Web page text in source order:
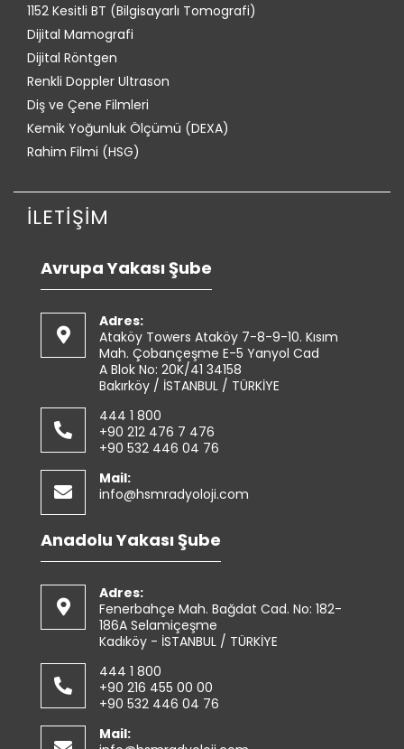
1152 Kesitli BT (Bilgisayarlı Tomografi)
Dijital Mamografi
Dijital Röntgen
Renkli Doppler Ultrason
Diş ve Çene Filmleri
Kemik Yoğunluk Ölçümü (DEXA)
Rahim Filmi (HSG)
İLETİŞİM
Avrupa Yakası Şube
Adres:
Ataköy Towers Ataköy 7-8-9-10. Kısım
Mah. Çobançeşme E-5 Yanyol Cad
A Blok No: 20K/41 34158
Bakırköy / İSTANBUL / TÜRKİYE
444 1 800
+90 212 476 7 476
+90 532 446 04 76
Mail:
info@hsmradyoloji.com
Anadolu Yakası Şube
Adres:
Fenerbahçe Mah. Bağdat Cad. No: 182-
186A Selamiçeşme
Kadıköy - İSTANBUL / TÜRKİYE
444 1 800
+90 216 455 00 00
+90 532 446 04 76
Mail: